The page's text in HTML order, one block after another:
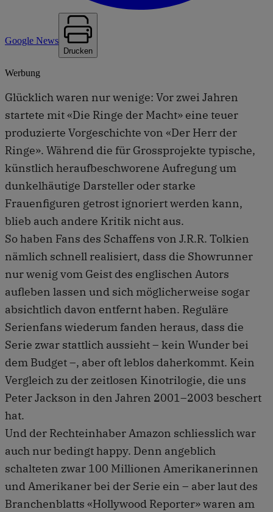
Google News
Drucken
Werbung
Glücklich waren nur wenige: Vor zwei Jahren
startete mit «Die Ringe der Macht» eine teuer
produzierte Vorgeschichte von «Der Herr der
Ringe». Während die für Grossprojekte typische,
künstlich heraufbeschworene Aufregung um
dunkelhäutige Darsteller oder starke
Frauenfiguren getrost ignoriert werden kann,
blieb auch andere Kritik nicht aus.
So haben Fans des Schaffens von J.R.R. Tolkien
nämlich schnell realisiert, dass die Showrunner
nur wenig vom Geist des englischen Autors
aufleben lassen und sich möglicherweise sogar
absichtlich davon entfernt haben. Reguläre
Serienfans wiederum fanden heraus, dass die
Serie zwar stattlich aussieht – kein Wunder bei
dem Budget –, aber oft leblos daherkommt. Kein
Vergleich zu der zeitlosen Kinotrilogie, die uns
Peter Jackson in den Jahren 2001–2003 beschert
hat.
Und der Rechteinhaber Amazon schliesslich war
auch nur bedingt happy. Denn angeblich
schalteten zwar 100 Millionen Amerikanerinnen
und Amerikaner bei der Serie ein – aber laut des
Branchenblatts «Hollywood Reporter» waren am